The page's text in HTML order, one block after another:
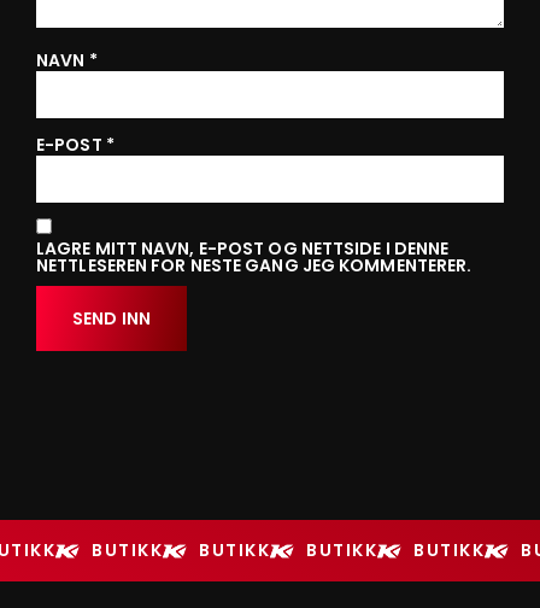
NAVN *
E-POST *
LAGRE MITT NAVN, E-POST OG NETTSIDE I DENNE
NETTLESEREN FOR NESTE GANG JEG KOMMENTERER.
BUTIKK BUTIKK BUTIKK BUTIKK